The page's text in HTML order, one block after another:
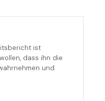
ist
dass ihn die
und